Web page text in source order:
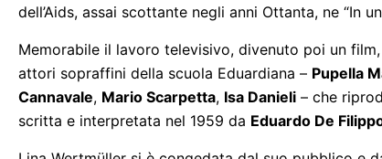
dell’Aids, assai scottante negli anni Ottanta, ne “In
Memorabile il lavoro televisivo, divenuto poi un film,
attori sopraffini della scuola Eduardiana – Pupella
Cannavale, Mario Scarpetta, Isa Danieli – che
scritta e interpretata nel 1959 da Eduardo De